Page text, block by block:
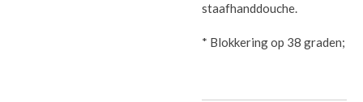
staafhanddouche.
* Blokkering op 38 graden;